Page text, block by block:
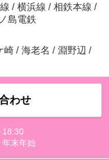
/ 横浜線 / 相鉄本線 /
島電鉄
崎 / 海老名 / 淵野辺 /
わせ
18:30
年末年始